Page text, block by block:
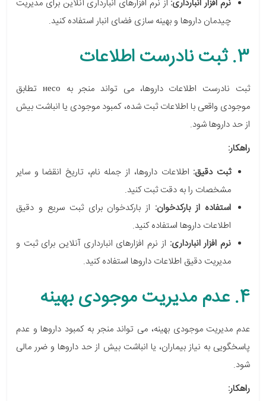
نرم افزار انبارداری: از نرم افزارهای انبارداری آنلاین برای مدیریت
چیدمان داروها و بهینه سازی فضای انبار استفاده کنید.
3. ثبت نادرست اطلاعات
ثبت نادرست اطلاعات داروها، می تواند منجر به несо تطابق
موجودی واقعی با اطلاعات ثبت شده، کمبود موجودی یا انباشت بیش
از حد داروها شود.
راهکار:
ثبت دقیق: اطلاعات داروها، از جمله نام، تاریخ انقضا و سایر
مشخصات را به دقت ثبت کنید.
استفاده از بارکدخوان: از بارکدخوان برای ثبت سریع و دقیق
اطلاعات داروها استفاده کنید.
نرم افزار انبارداری: از نرم افزارهای انبارداری آنلاین برای ثبت و
مدیریت دقیق اطلاعات داروها استفاده کنید.
4. عدم مدیریت موجودی بهینه
عدم مدیریت موجودی بهینه، می تواند منجر به کمبود داروها و عدم
پاسخگویی به نیاز بیماران، یا انباشت بیش از حد داروها و ضرر مالی
شود.
راهکار: